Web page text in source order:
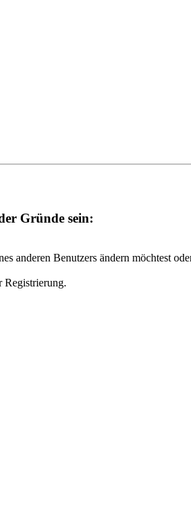
Gründe sein:
anderen Benutzers ändern möchtest
Registrierung.